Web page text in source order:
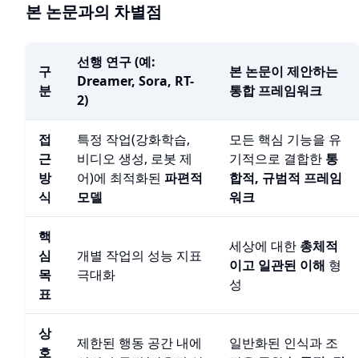
본 논문과의 차별점
구
분
선행 연구 (예:
Dreamer, Sora, RT-
2)
본 논문이 제안하는
통합 프레임워크
접
근
방
식
특정 작업(강화학습,
비디오 생성, 로봇 제
어)에 최적화된 파편적
모델
모든 핵심 기능을 유
기적으로 결합한 통
합적, 규범적 프레임
워크
핵
심
목
표
개별 작업의 성능 지표
극대화
세상에 대한 총체적
이고 일관된 이해 형
성
상
호
제한된 행동 공간 내에
일반화된 인식과 조